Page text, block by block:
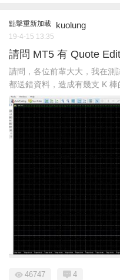
點擊重新加載 kuolung
19-4-15 13:35
請問 MT5 有 Quote
請問，各位前輩大大，我在
都送錯資料，造成有幾支 K 棒
46747 4